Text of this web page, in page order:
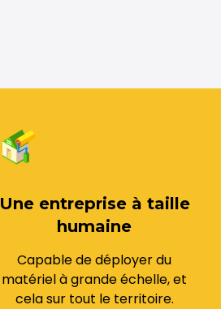
Une entreprise à taille
humaine
Capable de déployer du
matériel à grande échelle, et
cela sur tout le territoire.